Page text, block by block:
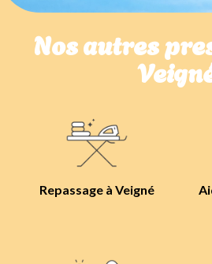
Nos autres
Repassage à Veigné